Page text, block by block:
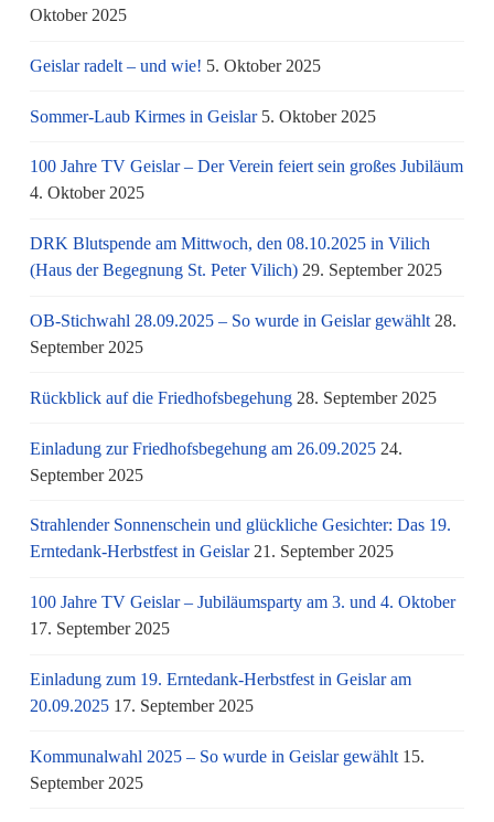
Oktober 2025
Geislar radelt – und wie! 5. Oktober 2025
Sommer-Laub Kirmes in Geislar 5. Oktober 2025
100 Jahre TV Geislar – Der Verein feiert sein großes Jubiläum
4. Oktober 2025
DRK Blutspende am Mittwoch, den 08.10.2025 in Vilich
(Haus der Begegnung St. Peter Vilich) 29. September 2025
OB-Stichwahl 28.09.2025 – So wurde in Geislar gewählt 28.
September 2025
Rückblick auf die Friedhofsbegehung 28. September 2025
Einladung zur Friedhofsbegehung am 26.09.2025 24.
September 2025
Strahlender Sonnenschein und glückliche Gesichter: Das 19.
Erntedank-Herbstfest in Geislar 21. September 2025
100 Jahre TV Geislar – Jubiläumsparty am 3. und 4. Oktober
17. September 2025
Einladung zum 19. Erntedank-Herbstfest in Geislar am
20.09.2025 17. September 2025
Kommunalwahl 2025 – So wurde in Geislar gewählt 15.
September 2025